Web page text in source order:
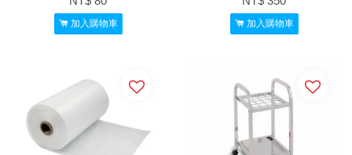
加入購物車 加入購物車